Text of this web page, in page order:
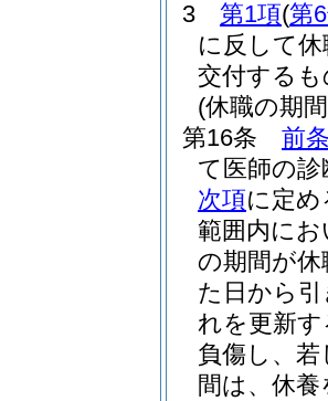
3
第1項(第
に反して
交付する
(休職の期
第16条
前
て医師の
次項に定
範囲内に
の期間が
た日から
れを更新
負傷し、
間は、休